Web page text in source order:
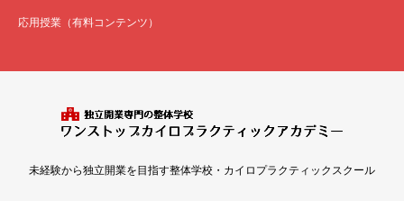
応用授業（有料コンテンツ）
未経験から独立開業を目指す整体学校・カイロプラクティックスクール